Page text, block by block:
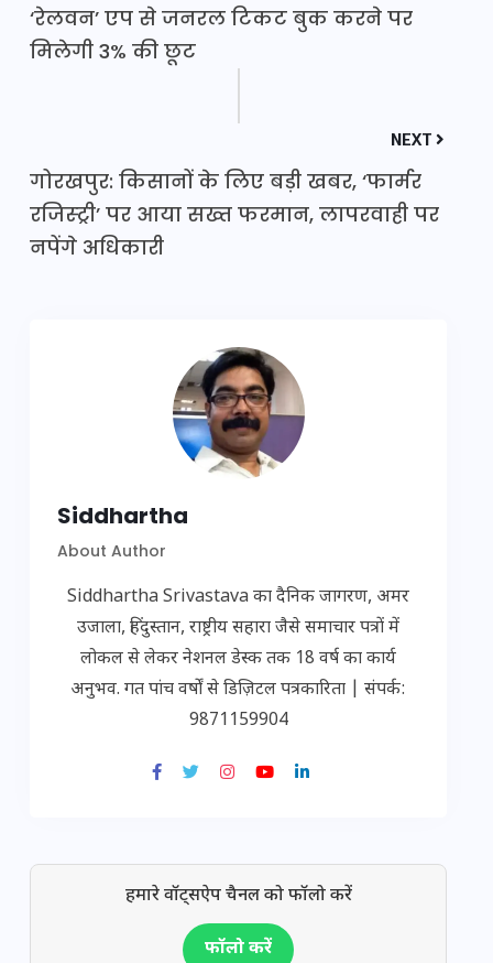
‘रेलवन’ एप से जनरल टिकट बुक करने पर
मिलेगी 3% की छूट
NEXT
गोरखपुर: किसानों के लिए बड़ी खबर, ‘फार्मर
रजिस्ट्री’ पर आया सख्त फरमान, लापरवाही पर
नपेंगे अधिकारी
Siddhartha
About Author
Siddhartha Srivastava का दैनिक जागरण, अमर
उजाला, हिंदुस्तान, राष्ट्रीय सहारा जैसे समाचार पत्रों में
लोकल से लेकर नेशनल डेस्क तक 18 वर्ष का कार्य
अनुभव. गत पांच वर्षों से डिज़िटल पत्रकारिता | संपर्क:
9871159904
हमारे वॉट्सऐप चैनल को फॉलो करें
फॉलो करें